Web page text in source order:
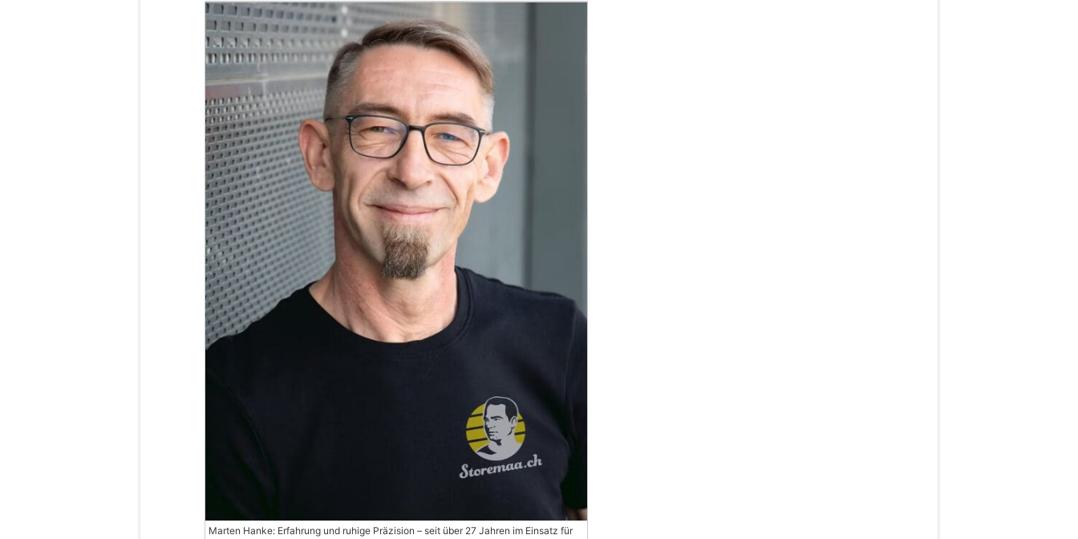
Marten Hanke: Erfahrung und ruhige Präzision – seit über 27 Jahren im Einsatz für